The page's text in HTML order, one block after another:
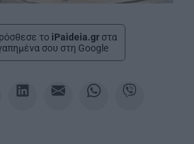
το iPaideia.gr στα
σου στη Google